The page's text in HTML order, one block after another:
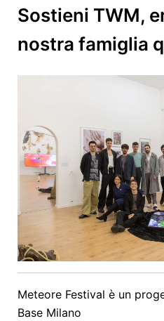
Sostieni TWM,
nostra famiglia
Meteore Festival è un
Base Milano